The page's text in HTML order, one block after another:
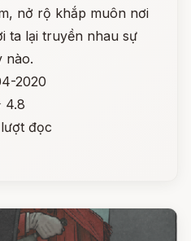
nở rộ khắp muôn nơi
ta lại truyền nhau sự
nào.
2020
4.8
lượt đọc